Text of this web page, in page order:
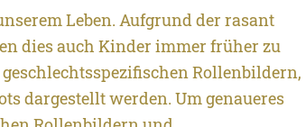
Leben. Aufgrund der rasant
dies auch Kinder immer früher zu
Rollenbildern,
dargestellt werden. Um genaueres